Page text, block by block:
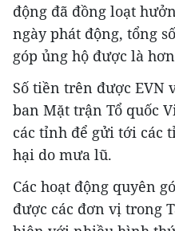
động đã đồng loạt
ngày phát động, tổng
góp ủng hộ được là
Số tiền trên được EVN
ban Mặt trận Tổ quốc
các tỉnh để gửi tới các
hại do mưa lũ.
Các hoạt động quyên
được các đơn vị trong